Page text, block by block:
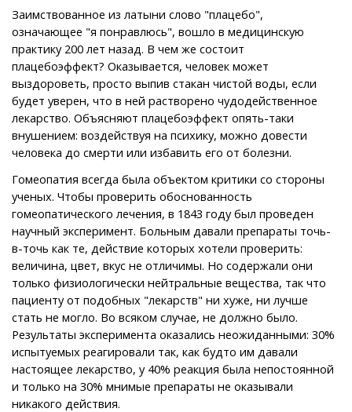
Заимствованное из латыни слово "плацебо",
означающее "я понравлюсь", вошло в медицинскую
практику 200 лет назад. В чем же состоит
плацебоэффект? Оказывается, человек может
выздороветь, просто выпив стакан чистой воды, если
будет уверен, что в ней растворено чудодейственное
лекарство. Объясняют плацебоэффект опять-таки
внушением: воздействуя на психику, можно довести
человека до смерти или избавить его от болезни.
Гомеопатия всегда была объектом критики со стороны
ученых. Чтобы проверить обоснованность
гомеопатического лечения, в 1843 году был проведен
научный эксперимент. Больным давали препараты точь-
в-точь как те, действие которых хотели проверить:
величина, цвет, вкус не отличимы. Но содержали они
только физиологически нейтральные вещества, так что
пациенту от подобных "лекарств" ни хуже, ни лучше
стать не могло. Во всяком случае, не должно было.
Результаты эксперимента оказались неожиданными: 30%
испытуемых реагировали так, как будто им давали
настоящее лекарство, у 40% реакция была непостоянной
и только на 30% мнимые препараты не оказывали
никакого действия.